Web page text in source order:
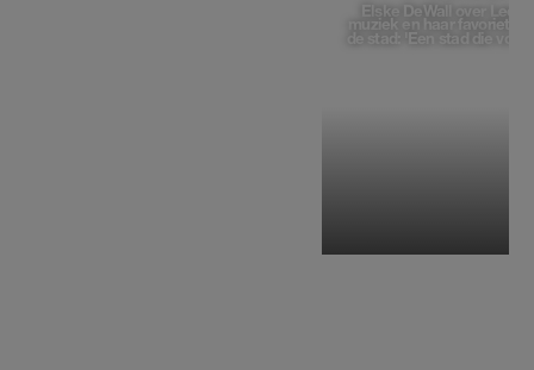
Elske DeWall over
muziek en haar favoriete
de stad: 'Een stad die